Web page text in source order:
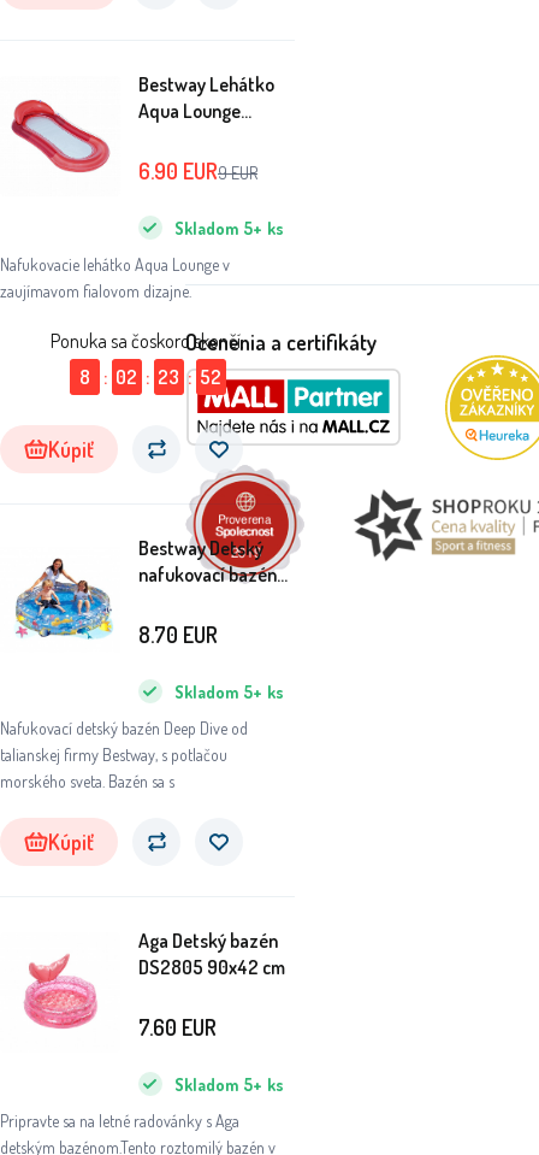
Bestway Lehátko
Aqua Lounge
Nafukovacie lehátko Aqua Lounge v
zaujímavom fialovom dizajne.
Skladom 5+ ks
6.90 EUR9EUR
Ponuka sa čoskoro skončí:
8
: 02 : 23 : 51
Kúpiť
Bestway Detský
nafukovací bazén
Nafukovací detský bazén Deep Dive od
talianskej firmy Bestway, s potlačou
morského sveta. Bazén sa s
Skladom 5+ ks
8.70 EUR
Kúpiť
Aga Detský bazén
DS2805 90x42 cm
Pripravte sa na letné radovánky s Aga
detským bazénom.Tento roztomilý bazén v
Skladom 5+ ks
7.60 EUR
Ocenenia a certifikáty